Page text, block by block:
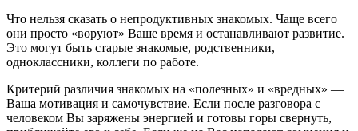
Что нельзя сказать о непродуктивных знакомых. Чаще всего
они просто «воруют» Ваше время и останавливают развитие.
Это могут быть старые знакомые, родственники,
одноклассники, коллеги по работе.
Критерий различия знакомых на «полезных» и «вредных» —
Ваша мотивация и самочувствие. Если после разговора с
человеком Вы заряжены энергией и готовы горы свернуть,